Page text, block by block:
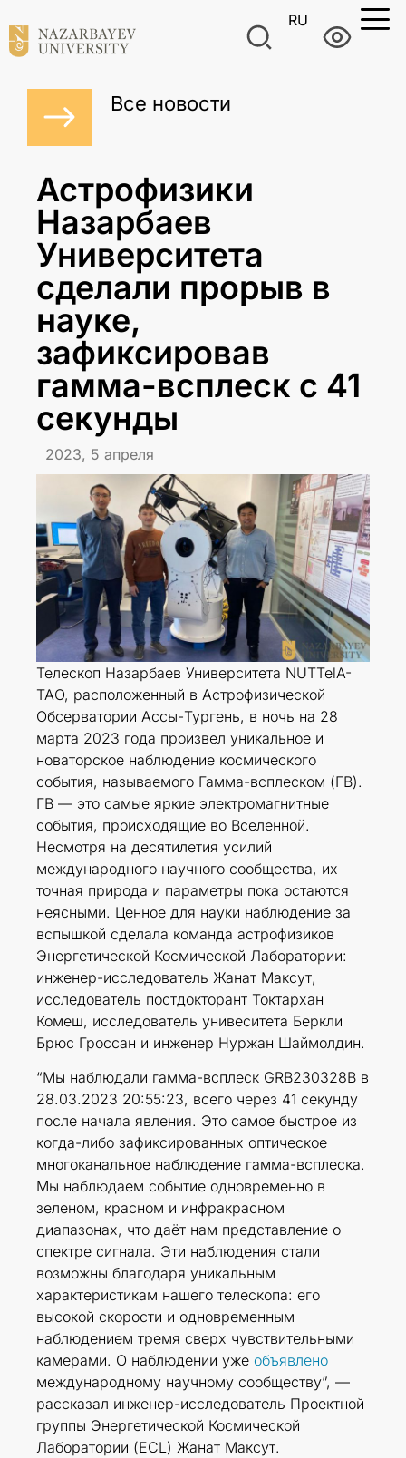
RU
Все новости
Астрофизики
Назарбаев
Университета
сделали прорыв в
науке,
зафиксировав
гамма-всплеск с 41
секунды
2023, 5 апреля
Телескоп Назарбаев Университета NUTTelA-
TAO, расположенный в Астрофизической
Обсерватории Ассы-Тургень, в ночь на 28
марта 2023 года произвел уникальное и
новаторское наблюдение космического
события, называемого Гамма-всплеском (ГВ).
ГВ — это самые яркие электромагнитные
события, происходящие во Вселенной.
Несмотря на десятилетия усилий
международного научного сообщества, их
точная природа и параметры пока остаются
неясными. Ценное для науки наблюдение за
вспышкой сделала команда астрофизиков
Энергетической Космической Лаборатории:
инженер-исследователь Жанат Максут,
исследователь постдокторант Токтархан
Комеш, исследователь унивеситета Беркли
Брюс Гроссан и инженер Нуржан Шаймолдин.
“Мы наблюдали гамма-всплеск GRB230328B в
28.03.2023 20:55:23, всего через 41 секунду
после начала явления. Это самое быстрое из
когда-либо зафиксированных оптическое
многоканальное наблюдение гамма-всплеска.
Мы наблюдаем событие одновременно в
зеленом, красном и инфракрасном
диапазонах, что даёт нам представление о
спектре сигнала. Эти наблюдения стали
возможны благодаря уникальным
характеристикам нашего телескопа: его
высокой скорости и одновременным
наблюдением тремя сверх чувствительными
камерами. О наблюдении уже объявлено
международному научному сообществу”, —
рассказал инженер-исследователь Проектной
группы Энергетической Космической
Лаборатории (ECL) Жанат Максут.